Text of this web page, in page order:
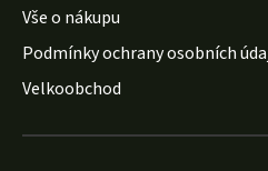
Vše o nákupu
Podmínky ochrany osobních
Velkoobchod